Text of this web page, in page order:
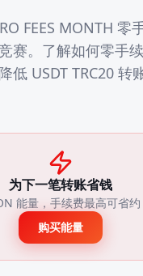
FEES MONTH 零
赛。了解如何零手
低 USDT TRC20 转
为下一笔转账省钱
能量，手续费最高可省约
购买能量